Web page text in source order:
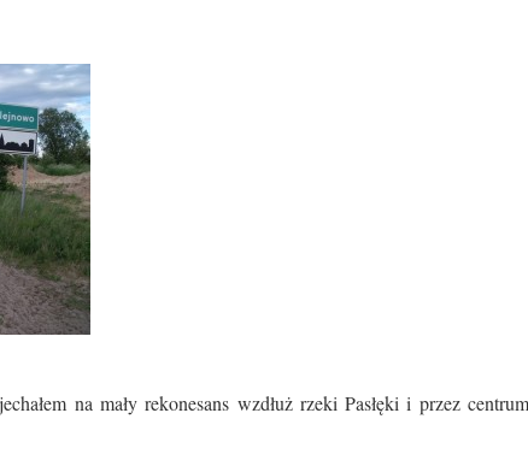
na mały rekonesans wzdłuż rzeki Pasłęki i przez centrum